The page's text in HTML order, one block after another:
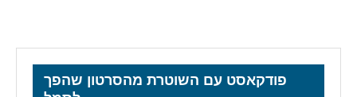
פודקאסט עם השוטרת מהסרטון שהפך